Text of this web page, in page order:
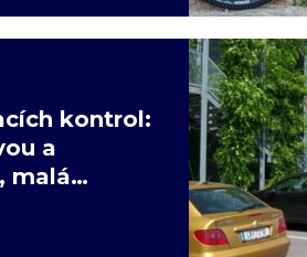
kontrol:
a
malá